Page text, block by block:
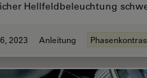
Hellfeldbeleuchtung
2023 Anleitung